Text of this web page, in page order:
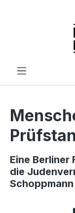
Eine Berliner
die
Schoppmann